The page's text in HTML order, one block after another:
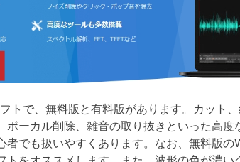
トで、無料版と有料版があります。カット
ーカル削除、雑音の取り抜きといった高
でも扱いやすくあります。なお、無料版